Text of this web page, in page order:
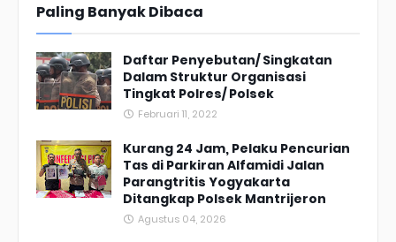
Paling Banyak Dibaca
Daftar Penyebutan/ Singkatan
Dalam Struktur Organisasi
Tingkat Polres/ Polsek
Februari 11, 2022
Kurang 24 Jam, Pelaku Pencurian
Tas di Parkiran Alfamidi Jalan
Parangtritis Yogyakarta
Ditangkap Polsek Mantrijeron
Agustus 04, 2026